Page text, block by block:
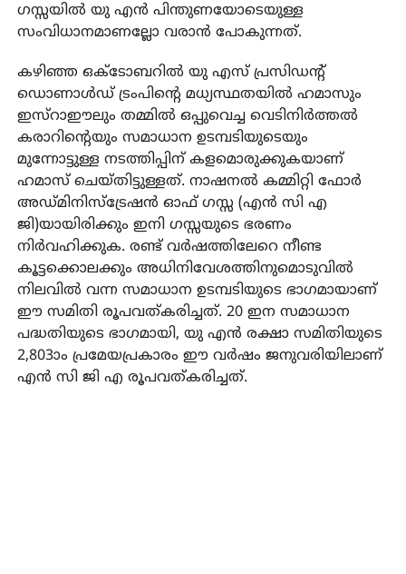
ഗസ്സയില്‍ യു എന്‍ പിന്തുണയോടെയുള്ള
സംവിധാനമാണല്ലോ വരാന്‍ പോകുന്നത്.
കഴിഞ്ഞ ഒക്‌ടോബറില്‍ യു എസ് പ്രസിഡന്റ്
ഡൊണാള്‍ഡ് ട്രംപിന്റെ മധ്യസ്ഥതയില്‍ ഹമാസും
ഇസ്‌റാഈലും തമ്മില്‍ ഒപ്പുവെച്ച വെടിനിര്‍ത്തല്‍
കരാറിന്റെയും സമാധാന ഉടമ്പടിയുടെയും
മുന്നോട്ടുള്ള നടത്തിപ്പിന് കളമൊരുക്കുകയാണ്
ഹമാസ് ചെയ്തിട്ടുള്ളത്. നാഷനല്‍ കമ്മിറ്റി ഫോര്‍
അഡ്മിനിസ്‌ട്രേഷന്‍ ഓഫ് ഗസ്സ (എന്‍ സി എ
ജി)യായിരിക്കും ഇനി ഗസ്സയുടെ ഭരണം
നിര്‍വഹിക്കുക. രണ്ട് വര്‍ഷത്തിലേറെ നീണ്ട
കൂട്ടക്കൊലക്കും അധിനിവേശത്തിനുമൊടുവില്‍
നിലവില്‍ വന്ന സമാധാന ഉടമ്പടിയുടെ ഭാഗമായാണ്
ഈ സമിതി രൂപവത്കരിച്ചത്. 20 ഇന സമാധാന
പദ്ധതിയുടെ ഭാഗമായി, യു എന്‍ രക്ഷാ സമിതിയുടെ
2,803ാം പ്രമേയപ്രകാരം ഈ വര്‍ഷം ജനുവരിയിലാണ്
എന്‍ സി ജി എ രൂപവത്കരിച്ചത്.